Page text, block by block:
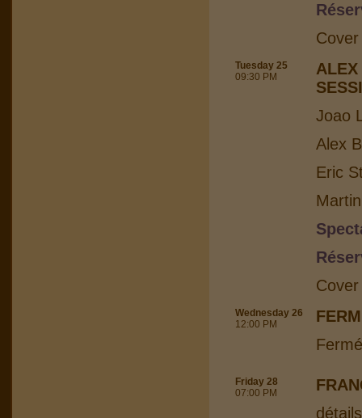
Tuesday 25
09:30 PM
Joao
Alex
Eric
Wednesday 26
12:00 PM
Friday 28
07:00 PM